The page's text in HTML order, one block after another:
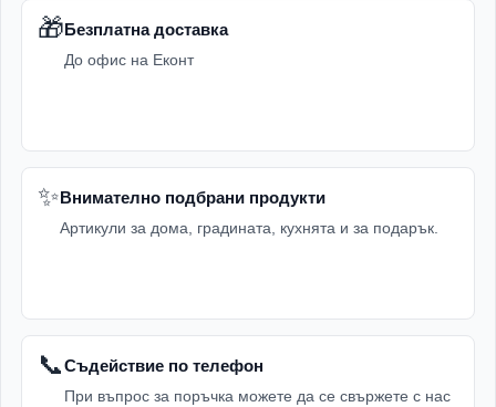
🎁Безплатна доставка
До офис на Еконт
✨Внимателно подбрани продукти
Артикули за дома, градината, кухнята и за подарък.
📞Съдействие по телефон
При въпрос за поръчка можете да се свържете с нас